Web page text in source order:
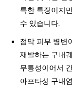
특한 특징이지
수 있습니다.
점막 피부 병변
재발하는 구내
무통성이어서
아프타성 구내